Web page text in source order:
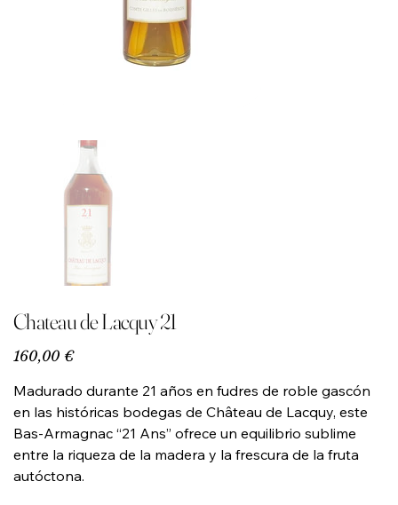
Chateau de Lacquy 21
Precio
160,00 €
Madurado durante 21 años en fudres de roble gascón
en las históricas bodegas de Château de Lacquy, este
Bas-Armagnac “21 Ans” ofrece un equilibrio sublime
entre la riqueza de la madera y la frescura de la fruta
autóctona.